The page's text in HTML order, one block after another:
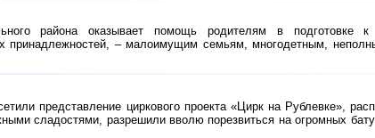
района оказывает помощь родителям в подготовке
принадлежностей, – малоимущим семьям, многодетным,
представление циркового проекта «Цирк на Рублевке»,
сладостями, разрешили вволю порезвиться на огромных